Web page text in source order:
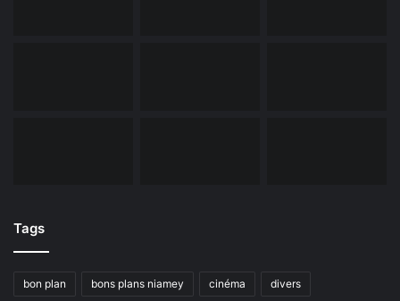
Tags
bon plan bons plans niamey cinéma divers